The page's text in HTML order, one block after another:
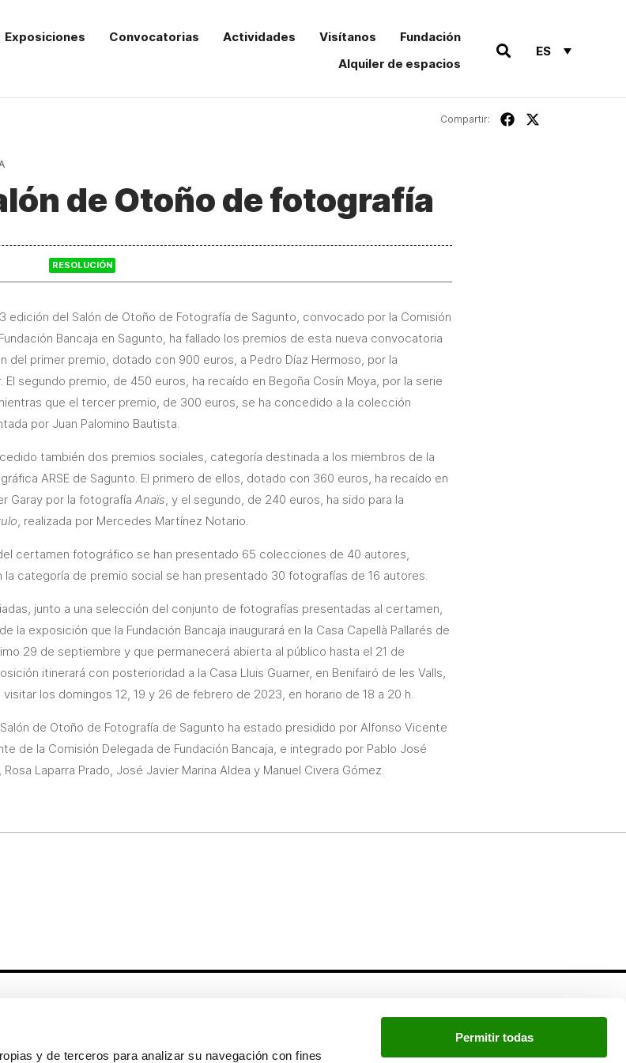
y de terceros para analizar su navegación con fines
Permitir todas
Exposiciones Convocatorias Actividades Visítanos
Fundación
Alquiler de espacios
ES
Compartir:
de Otoño de fotografía
RESOLUCIÓN
edición del Salón de Otoño de Fotografía de Sagunto, convocado por la Comisión
Bancaja en Sagunto, ha fallado los premios de esta nueva convocatoria
del primer premio, dotado con 900 euros, a Pedro Díaz Hermoso, por la
. El segundo premio, de 450 euros, ha recaído en Begoña Cosín Moya, por la serie
que el tercer premio, de 300 euros, se ha concedido a la colección
por Juan Palomino Bautista.
también dos premios sociales, categoría destinada a los miembros de la
ARSE de Sagunto. El primero de ellos, dotado con 360 euros, ha recaído en
Garay por la fotografía Anaïs, y el segundo, de 240 euros, ha sido para la
, realizada por Mercedes Martínez Notario.
certamen fotográfico se han presentado 65 colecciones de 40 autores,
la categoría de premio social se han presentado 30 fotografías de 16 autores.
junto a una selección del conjunto de fotografías presentadas al certamen,
la exposición que la Fundación Bancaja inaugurará en la Casa Capellà Pallarés de
29 de septiembre y que permanecerá abierta al público hasta el 21 de
itinerará con posterioridad a la Casa Lluis Guarner, en Benifairó de les Valls,
los domingos 12, 19 y 26 de febrero de 2023, en horario de 18 a 20 h.
de Otoño de Fotografía de Sagunto ha estado presidido por Alfonso Vicente
de la Comisión Delegada de Fundación Bancaja, e integrado por Pablo José
Rosa Laparra Prado, José Javier Marina Aldea y Manuel Civera Gómez.
Si quieres estar a la última, inscríbete a nuestra